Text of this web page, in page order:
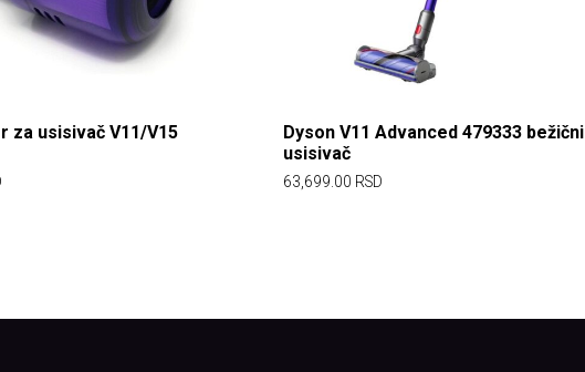
za usisivač V11/V15
Dyson V11 Advanced 479333 bežični
usisivač
63,699.00 RSD